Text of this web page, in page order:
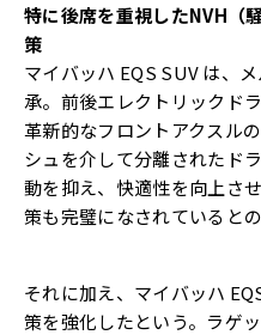
特に後席を重視したNVH（
策
マイバッハ EQS SUV は、
承。前後エレクトリックド
革新的なフロントアクスル
シュを介して分離されたド
動を抑え、快適性を向上さ
策も完璧になされているとの
それに加え、マイバッハ
策を強化したという。ラゲ